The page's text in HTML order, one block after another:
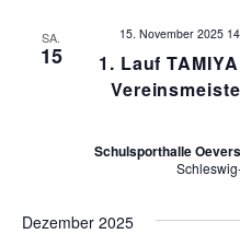
SA.
15
1. Lauf
15. November 2025
Schulsporthalle
Dezember 2025